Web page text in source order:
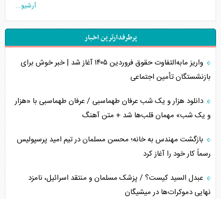
تخریب پل‌ها در اوکراین و فروپاشی روایت دوگانه غرب
اربعین، کابوس مشترک تل‌آویو-واشنگتن
برنامه هفتم توسعه در نقطه کور سیاستگذاری
اوکراین بازوی مخرب آمریکا در غرب آسیا
اهمیت راهبردی اردن برای آمریکا
پیام، ظرفیت بالفعل‌نشده تجارت ایران
همسویی عربستان با سنتکام علیه متحدان ایران
آرشیو...
پرطرفدارترین اخبار
واریز مابه‌التفاوت حقوق فروردین ۱۴۰۵ آغاز شد | خبر خوش برای
بازنشستگان تأمین اجتماعی
دانلود هزار و یک شب عرفان طهماسبی / عرفان طهماسبی با «هزار
و یک شب» مهمان قلب‌ها شد + متن آهنگ
بازگشت مهندس به خانه؛ محسن مسلمان در تیم امید پرسپولیس
رسماً کار خود را آغاز کرد
عبدل السید کیست؟ / پزشک مسلمان و منتقد اسرائیل، نامزد
نهایی دموکرات‌ها در میشیگان